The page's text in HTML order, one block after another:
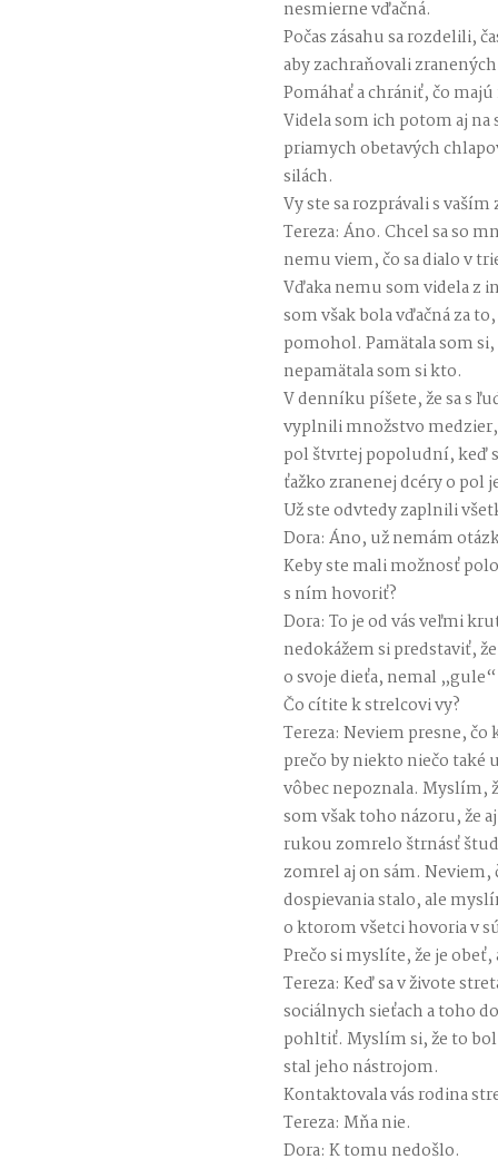
nesmierne vďačná.
Počas zásahu sa rozdelili,
aby zachraňovali
Pomáhať a chrániť, čo
Videla som ich potom aj
priamych obetavých
silách.
Vy ste sa rozprávali s
Tereza: Áno. Chcel sa so
nemu viem, čo sa dialo v
Vďaka nemu som videla z
som však bola vďačná za
pomohol. Pamätala som
nepamätala som si kto.
V denníku píšete, že sa s
vyplnili množstvo medzier,
pol štvrtej popoludní, keď
ťažko zranenej dcéry o pol
Už ste odvtedy zaplnili
Dora: Áno, už nemám
Keby ste mali možnosť
s ním hovoriť?
Dora: To je od vás veľmi
nedokážem si predstaviť,
o svoje dieťa, nemal
Čo cítite k strelcovi vy?
Tereza: Neviem presne,
prečo by niekto niečo také
vôbec nepoznala. Myslím,
som však toho názoru, že
rukou zomrelo štrnásť
zomrel aj on sám. Neviem,
dospievania stalo, ale
o ktorom všetci hovoria v
Prečo si myslíte, že je
Tereza: Keď sa v živote
sociálnych sieťach a toho
pohltiť. Myslím si, že to
stal jeho nástrojom.
Kontaktovala vás rodina
Tereza: Mňa nie.
Dora: K tomu nedošlo.